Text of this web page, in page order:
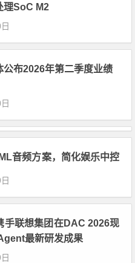
理SoC M2
公布2026年第二季度业绩
音频方案，简化娱乐中控
手联想集团在DAC 2026现
最新研发成果